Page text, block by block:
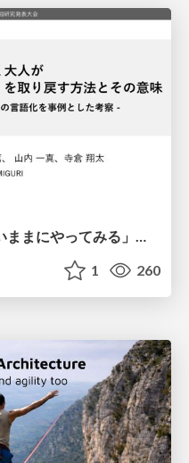
組織で働く大人が「知らないままにやってみる」を取り戻す方法とその意味〜企業で働く実務家による実践知の言語化を事例とした考察〜
1 260